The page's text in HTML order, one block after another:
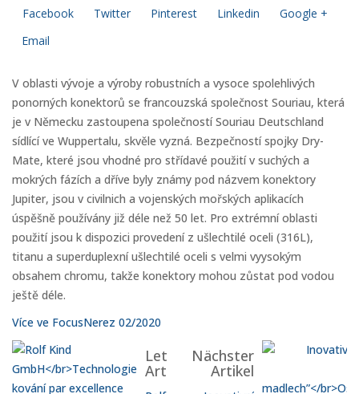
Facebook Twitter Pinterest Linkedin
Google +
Email
V oblasti vývoje a výroby robustních a vysoce spolehlivých
ponorných konektorů se francouzská společnost Souriau, která
je v Německu zastoupena společností Souriau Deutschland
sídlící ve Wuppertalu, skvěle vyzná. Bezpečností spojky Dry-
Mate, které jsou vhodné pro střídavé použití v suchých a
mokrých fázích a dříve byly známy pod názvem konektory
Jupiter, jsou v civilnich a vojenských mořských aplikacích
úspěšně používány již déle než 50 let. Pro extrémní oblasti
použití jsou k dispozici provedení z ušlechtilé oceli (316L),
titanu a superduplexní ušlechtilé oceli s velmi vyysokým
obsahem chromu, takže konektory mohou zůstat pod vodou
ještě déle.
Více ve FocusNerez 02/2020
Letzter
Artikel
Nächster
Artikel